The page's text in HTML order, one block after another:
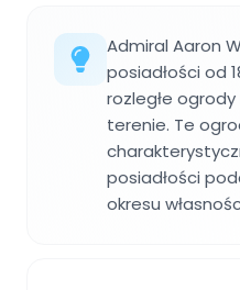
Admiral Aaron
posiadłości od
rozległe
terenie. Te
posiadłości
okresu